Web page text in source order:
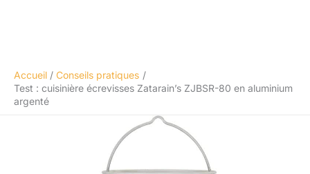
Accueil
Conseils pratiques
Test : cuisinière écrevisses Zatarain’s ZJBSR-80 en aluminium
argenté